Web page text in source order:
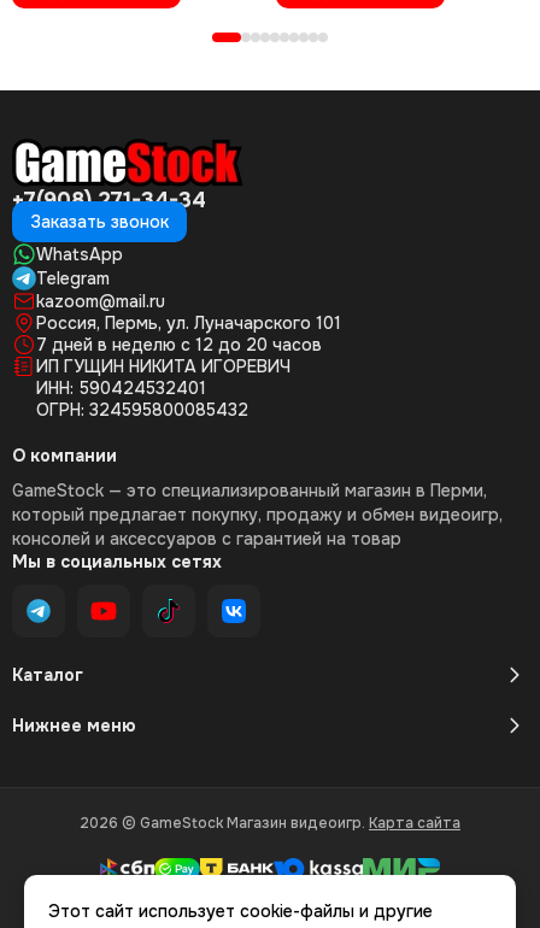
+7(908) 271-34-34
Заказать звонок
WhatsApp
Telegram
kazoom@mail.ru
Россия, Пермь, ул. Луначарского 101
7 дней в неделю с 12 до 20 часов
ИП ГУЩИН НИКИТА ИГОРЕВИЧ
ИНН: 590424532401
ОГРН: 324595800085432
Каталог
Нижнее меню
О компании
GameStock — это специализированный магазин в Перми,
который предлагает покупку, продажу и обмен видеоигр,
консолей и аксессуаров с гарантией на товар
Мы в социальных сетях
2026 © GameStock Магазин видеоигр. Карта сайта
Вся представленная на сайте информация, касающаяся
Этот сайт использует cookie-файлы и другие